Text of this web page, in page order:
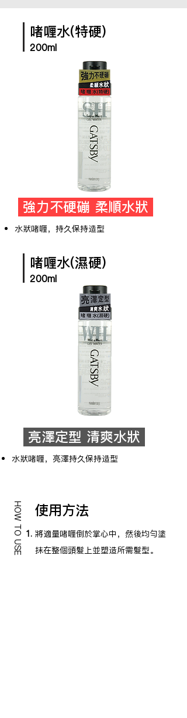
啫喱水(特硬)
200ml
強力不硬磞 柔順水狀
水狀啫喱，持久保持造型
啫喱水(濕硬)
200ml
亮澤定型 清爽水狀
水狀啫喱，亮澤持久保持造型
HOW TO USE 使用方法
將適量啫喱倒於掌心中，然後均勻塗
抹在整個頭髮上並塑造所需髮型。